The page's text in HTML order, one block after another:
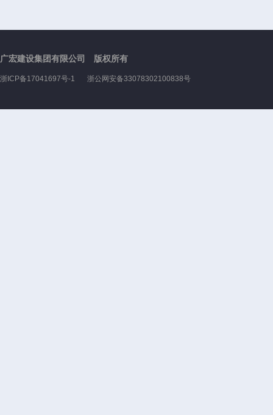
广宏建设集团有限公司 版权所有
浙ICP备17041697号-1 浙公网安备33078302100838号